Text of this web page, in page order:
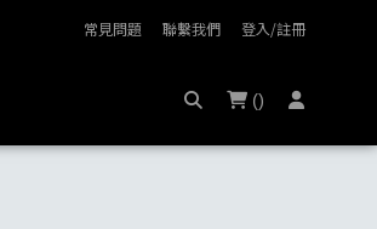
常見問題 聯繫我們 登入/註冊
()